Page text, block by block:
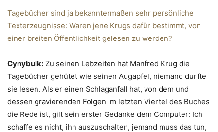
Tagebücher sind ja bekanntermaßen sehr persönliche
Texterzeugnisse: Waren jene Krugs dafür bestimmt, von
einer breiten Öffentlichkeit gelesen zu werden?
Cynybulk: Zu seinen Lebzeiten hat Manfred Krug die
Tagebücher gehütet wie seinen Augapfel, niemand durfte
sie lesen. Als er einen Schlaganfall hat, von dem und
dessen gravierenden Folgen im letzten Viertel des Buches
die Rede ist, gilt sein erster Gedanke dem Computer: Ich
schaffe es nicht, ihn auszuschalten, jemand muss das tun,